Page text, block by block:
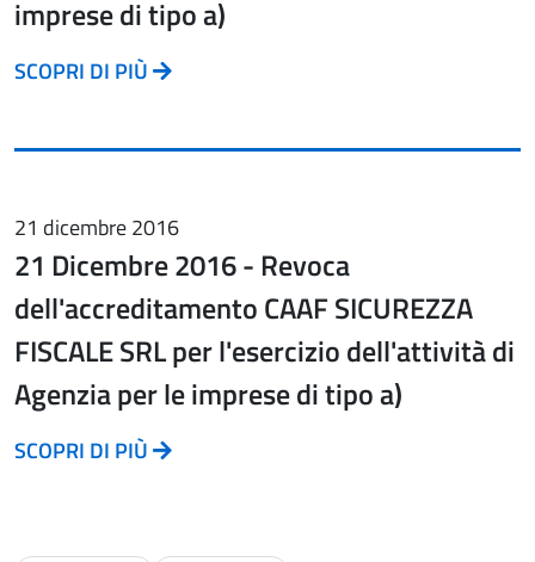
imprese di tipo a)
SCOPRI DI PIÙ
21 dicembre 2016
21 Dicembre 2016 - Revoca
dell'accreditamento CAAF SICUREZZA
FISCALE SRL per l'esercizio dell'attività di
Agenzia per le imprese di tipo a)
SCOPRI DI PIÙ